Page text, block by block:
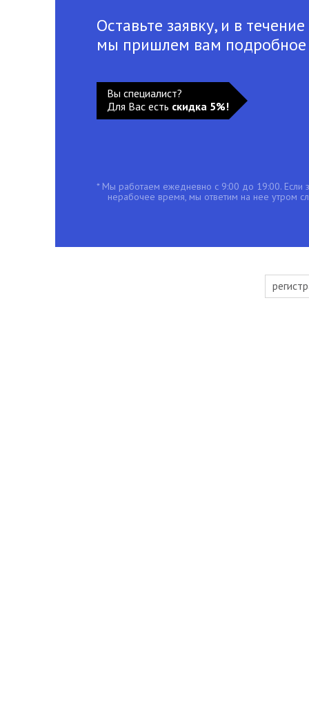
Оставьте заявку, и в
мы пришлем вам
Вы специалист?
Для Вас есть скидка 5%!
* Мы работаем ежедневно с 9:00 до 19:00. Если
нерабочее время, мы ответим на нее утром